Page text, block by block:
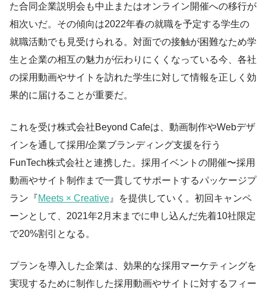
た合同企業説明会も中止またはオンライン開催への移行が
相次いだ。その傾向は2022年春の就職を予定する学生の
就職活動でも見受けられる。対面での接触が困難なため学
生と企業の相互の魅力が伝わりにくくなっている今、各社
の採用動画やサイトを訪れた学生に対して情報を正しく効
果的に届けることが重要だ。
これを受け株式会社Beyond Cafeは、動画制作やWebデザ
インを通して採用/企業ブランディング支援を行う
FunTech株式会社と連携した。採用イベントの開催〜採用
動画やサイト制作まで一貫してサポートするパッケージプ
ラン『Meets × Creative 』を提供していく。初回キャンペ
ーンとして、2021年2月末までに申し込んだ先着10社限定
で20%割引となる。
プランを導入した企業は、効果的な採用マーケティングを
実現するために制作した採用動画やサイトに対するフィー